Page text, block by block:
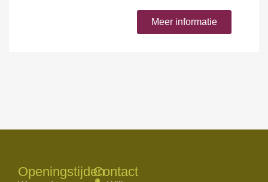
Meer informatie
OpeningstijdenContact